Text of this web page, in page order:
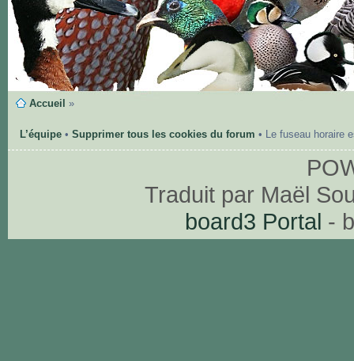
Accueil »
L’équipe• Supprimer tous les cookies du forum • Le fuseau horaire
Traduit par Maël
board3 Portal -